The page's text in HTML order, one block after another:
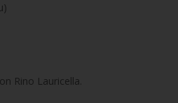
Rino Lauricella.